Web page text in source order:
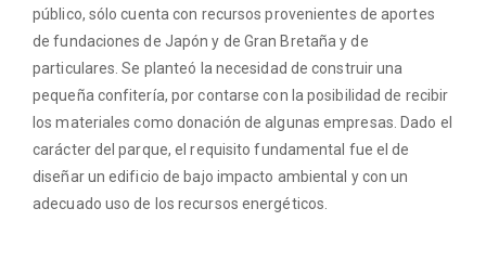
público, sólo cuenta con recursos provenientes de aportes
de fundaciones de Japón y de Gran Bretaña y de
particulares. Se planteó la necesidad de construir una
pequeña confitería, por contarse con la posibilidad de recibir
los materiales como donación de algunas empresas. Dado el
carácter del parque, el requisito fundamental fue el de
diseñar un edificio de bajo impacto ambiental y con un
adecuado uso de los recursos energéticos.